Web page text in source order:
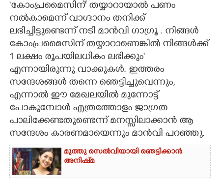
CARTOONS
LITERATURE
CONTACT US
'കോംപ്രമൈസിന്' തയ്യാറായാൽ പണം
നൽകാമെന്ന് വാഗ്ദാനം തനിക്ക്
ലഭിച്ചിട്ടുണ്ടെന്ന് നടി മാൻവി ഗാഗ്രൂ . നിങ്ങൾ
കോംപ്രമൈസിന് തയ്യാറാണെങ്കിൽ നിങ്ങൾക്ക്
1 ലക്ഷം രൂപയിലധികം ലഭിക്കും'
എന്നായിരുന്നു വാക്കുകൾ. ഇത്തരം
സന്ദേശങ്ങൾ തന്നെ ഞെട്ടിച്ചുവെന്നും,
എന്നാൽ ഈ മേഖലയിൽ മുന്നോട്ട്
പോകുമ്പോൾ എത്രത്തോളം ജാഗ്രത
പാലിക്കേണ്ടതുണ്ടെന്ന് മനസ്സിലാക്കാൻ ആ
സന്ദേശം കാരണമായെന്നും മാൻവി പറഞ്ഞു.
മുത്തു സെൽവിയായി ഞെട്ടിക്കാൻ
അനിഷ്‌മ